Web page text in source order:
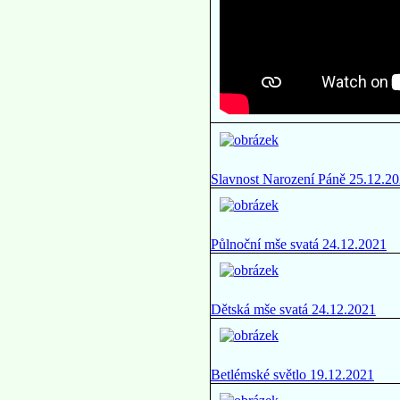
Slavnost Narození Páně
Půlnoční mše svatá 24.12.2021
Dětská mše svatá 24.12.2021
Betlémské světlo 19.12.2021